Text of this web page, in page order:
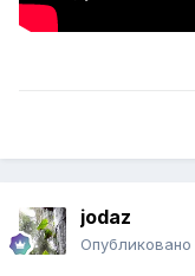
jodaz
Опубликовано